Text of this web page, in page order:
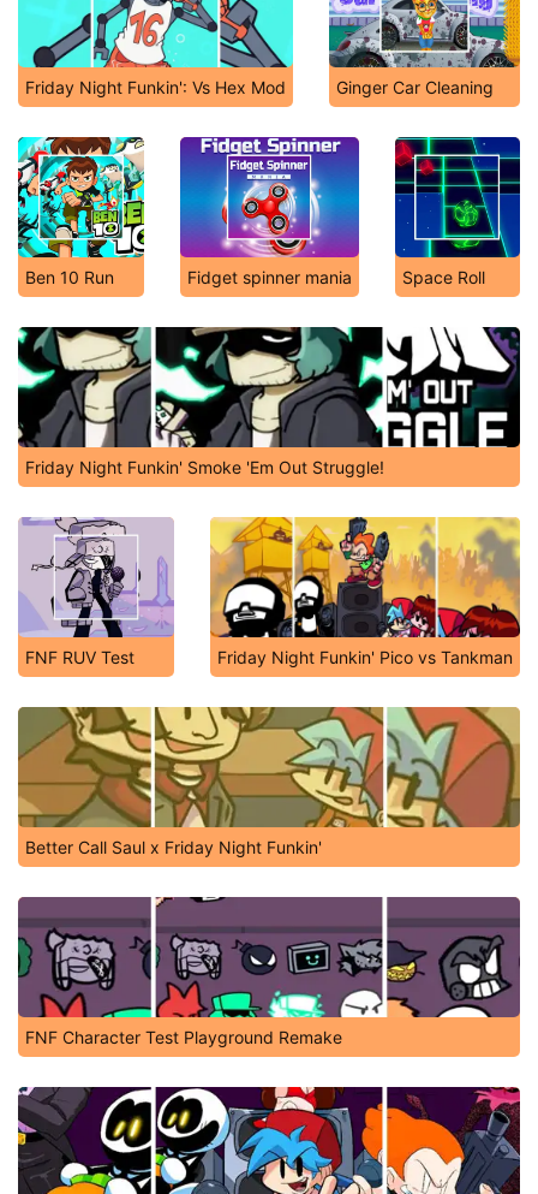
Friday Night Funkin': Vs Hex Mod Ginger Car Cleaning
Ben 10 Run Fidget spinner mania Space Roll
Friday Night Funkin' Smoke 'Em Out Struggle!
FNF RUV Test Friday Night Funkin' Pico vs Tankman
Better Call Saul x Friday Night Funkin'
FNF Character Test Playground Remake